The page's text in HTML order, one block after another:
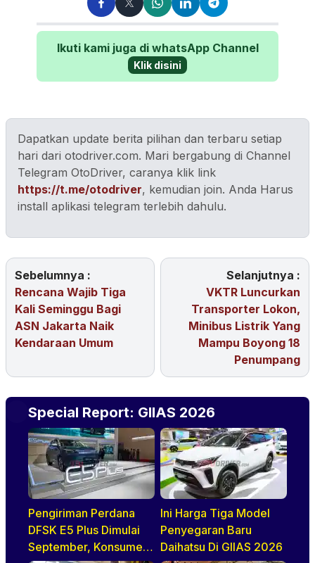
Ikuti kami juga di whatsApp Channel
Klik disini
Dapatkan update berita pilihan dan terbaru setiap
hari dari otodriver.com. Mari bergabung di Channel
Telegram OtoDriver, caranya klik link
https://t.me/otodriver, kemudian join. Anda Harus
install aplikasi telegram terlebih dahulu.
Sebelumnya :
Rencana Wajib Tiga
Kali Seminggu Bagi
ASN Jakarta Naik
Kendaraan Umum
Selanjutnya :
VKTR Luncurkan
Transporter Lokon,
Minibus Listrik Yang
Mampu Boyong 18
Penumpang
Special Report: GIIAS 2026
Pengiriman Perdana
DFSK E5 Plus Dimulai
September, Konsumen
Ini Harga Tiga Model
Penyegaran Baru
Daihatsu Di GIIAS 2026